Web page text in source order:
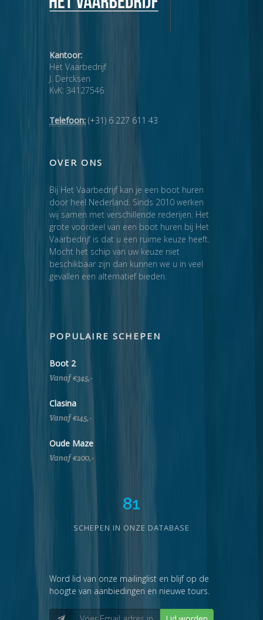
Kantoor:
Het Vaarbedrijf
J. Dercksen
KvK: 34127546
Telefoon: (+31) 6 227 611 43
OVER ONS
Bij Het Vaarbedrijf kan je een boot huren
door heel Nederland. Sinds 2010 werken
wij samen met verschillende rederijen. Het
grote voordeel van een boot huren bij Het
Vaarbedrijf is dat u een ruime keuze heeft.
Mocht het schip van uw keuze niet
beschikbaar zijn dan kunnen we u in veel
gevallen een alternatief bieden.
POPULAIRE SCHEPEN
Boot 2
Vanaf €345,-
Clasina
Vanaf €145,-
Oude Maze
Vanaf €200,-
81
SCHEPEN IN ONZE DATABASE
Word lid van onze mailinglist en blijf op de
hoogte van aanbiedingen en nieuwe tours.